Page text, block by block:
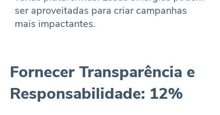
ser aproveitadas para criar campanhas
mais impactantes.
Fornecer Transparência e
Responsabilidade: 12%